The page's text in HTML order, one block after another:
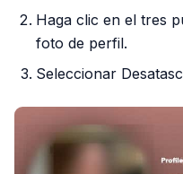
Haga clic en el tres
foto de perfil.
Seleccionar